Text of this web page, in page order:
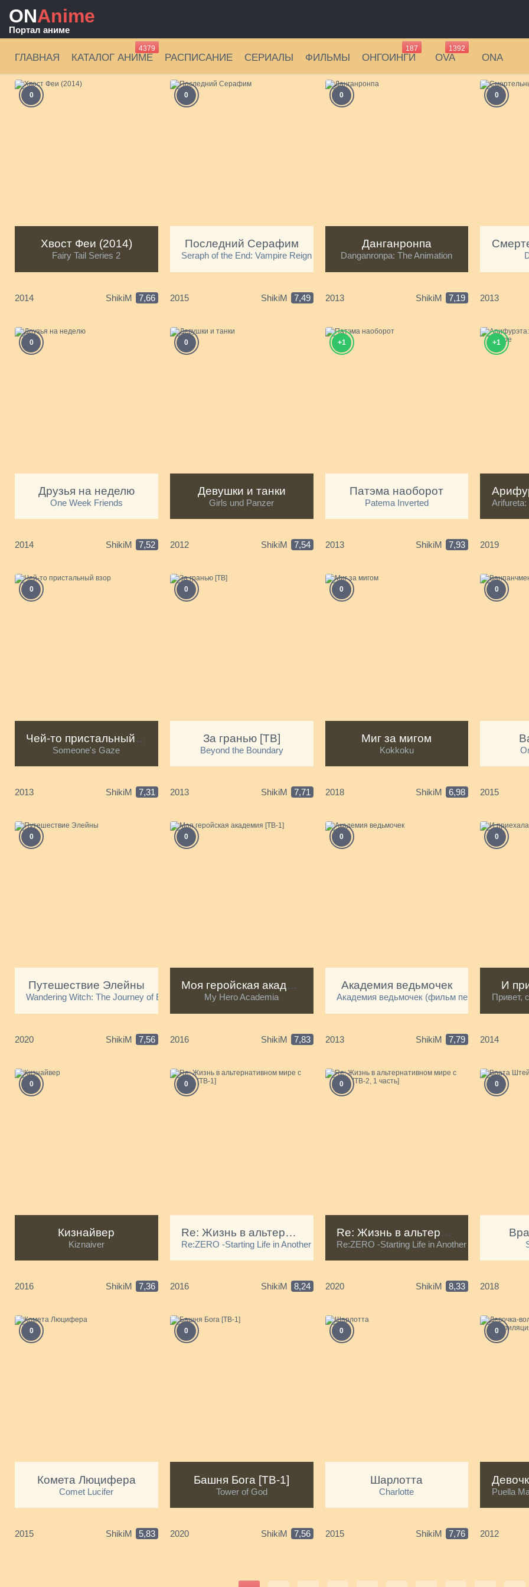
0
Хвост Феи (2014)
Fairy Tail Series 2
2014 ShikiM 7,66
0
Последний Серафим
Seraph of the End: Vampire Reign
2015 ShikiM 7,49
0
Данганронпа
Danganronpa: The Animation
2013 ShikiM 7,19
0
2013
0
Друзья на неделю
One Week Friends
2014 ShikiM 7,52
0
Девушки и танки
Girls und Panzer
2012 ShikiM 7,54
+1
Патэма наоборот
Patema Inverted
2013 ShikiM 7,93
+1
Arifureta:
2019
0
Чей-то пристальный взор
Someone's Gaze
2013 ShikiM 7,31
0
За гранью [ТВ]
Beyond the Boundary
2013 ShikiM 7,71
0
Миг за мигом
Kokkoku
2018 ShikiM 6,98
0
2015
0
Путешествие Элейны
Wandering Witch: The Journey of Elaina
2020 ShikiM 7,56
0
Моя геройская академия [ТВ-1]
My Hero Academia
2016 ShikiM 7,83
0
Академия ведьмочек
Академия ведьмочек (фильм первый)
2013 ShikiM 7,79
0
И
Привет,
2014
0
Кизнайвер
Kiznaiver
2016 ShikiM 7,36
0
Re: Жизнь в альтернативном мире с нуля [ТВ-1]
Re:ZERO -Starting Life in Another World-
2016 ShikiM 8,24
0
Re: Жизнь в альтернативном мире с нуля [ТВ-2, 1 часть]
Re:ZERO -Starting Life in Another World- Season
2020 ShikiM 8,33
0
2018
0
Комета Люцифера
Comet Lucifer
2015 ShikiM 5,83
0
Башня Бога [ТВ-1]
Tower of God
2020 ShikiM 7,56
0
Шарлотта
Charlotte
2015 ShikiM 7,76
0
Puella
2012
ONAnime
Портал аниме
ГЛАВНАЯ КАТАЛОГ АНИМЕ
4379
РАСПИСАНИЕ СЕРИАЛЫ ФИЛЬМЫ ОНГОИНГИ
187
OVA
1392
ONA